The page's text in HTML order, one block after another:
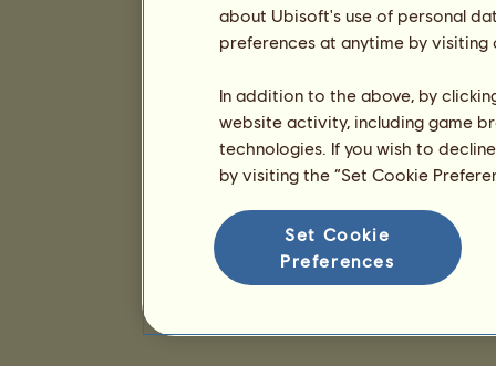
about Ubisoft's use of personal
preferences at anytime by
In addition to the above, by
website activity, including game
technologies. If you wish to
by visiting the “Set Cookie
Set Cookie
Preferences